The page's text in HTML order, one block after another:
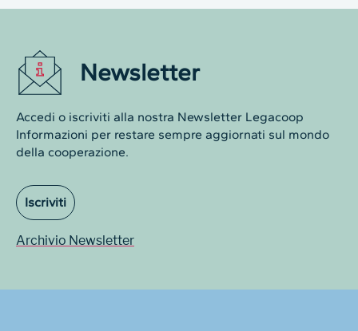
Newsletter
Accedi o iscriviti alla nostra Newsletter Legacoop
Informazioni per restare sempre aggiornati sul mondo
della cooperazione.
Iscriviti
Archivio Newsletter